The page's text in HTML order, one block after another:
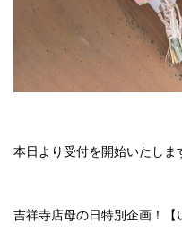
本日より受付を開始いたし
吉祥寺店母の日特別企画！